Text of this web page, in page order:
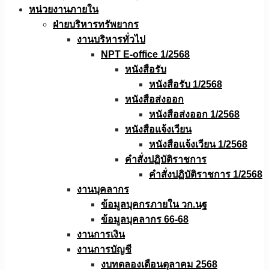
หน่วยงานภายใน
ฝ่ายบริหารทรัพยากร
งานบริหารทั่วไป
NPT E-office 1/2568
หนังสือรับ
หนังสือรับ 1/2568
หนังสือส่งออก
หนังสือส่งออก 1/2568
หนังสือแจ้งเวียน
หนังสือเเจ้งเวียน 1/2568
คำสั่งปฏิบัติราชการ
คำสั่งปฏิบัติราชการ 1/2568
งานบุคลากร
ข้อมูลบุคกรภายใน วก.นฐ
ข้อมูลบุคลากร 66-68
งานการเงิน
งานการบัญชี
งบทดลองเดือนตุลาคม 2568